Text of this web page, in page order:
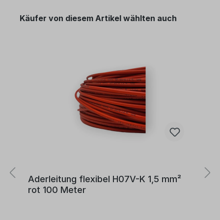
Käufer von diesem Artikel wählten auch
Aderleitung flexibel H07V-K 1,5 mm²
rot 100 Meter